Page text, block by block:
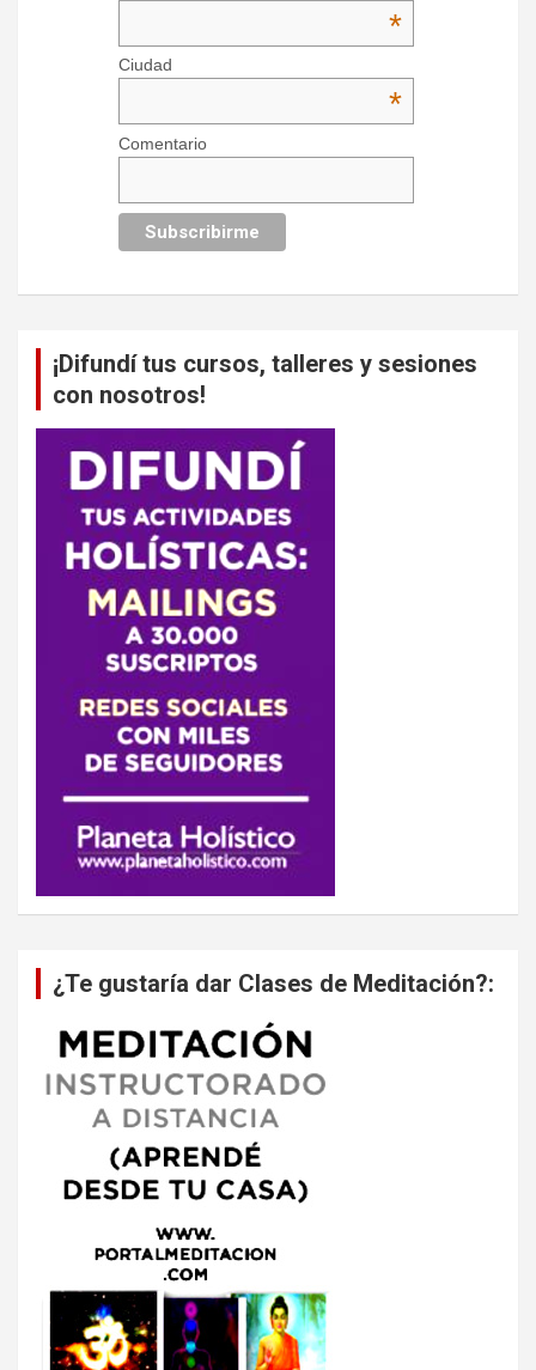
*
Ciudad
*
Comentario
¡Difundí tus cursos, talleres y sesiones
con nosotros!
¿Te gustaría dar Clases de Meditación?: